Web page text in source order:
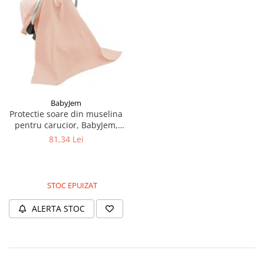
BabyJem
Protectie soare din muselina
pentru carucior, BabyJem,
90x110 cm, Somon
81,34 Lei
STOC EPUIZAT
ALERTA STOC